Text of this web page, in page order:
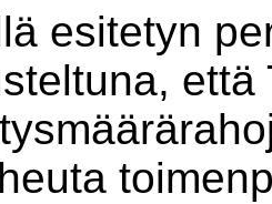
esitetyn